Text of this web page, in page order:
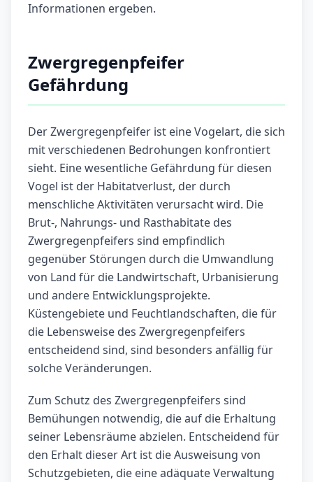
Informationen ergeben.
Zwergregenpfeifer
Gefährdung
Der Zwergregenpfeifer ist eine Vogelart, die sich
mit verschiedenen Bedrohungen konfrontiert
sieht. Eine wesentliche Gefährdung für diesen
Vogel ist der Habitatverlust, der durch
menschliche Aktivitäten verursacht wird. Die
Brut-, Nahrungs- und Rasthabitate des
Zwergregenpfeifers sind empfindlich
gegenüber Störungen durch die Umwandlung
von Land für die Landwirtschaft, Urbanisierung
und andere Entwicklungsprojekte.
Küstengebiete und Feuchtlandschaften, die für
die Lebensweise des Zwergregenpfeifers
entscheidend sind, sind besonders anfällig für
solche Veränderungen.
Zum Schutz des Zwergregenpfeifers sind
Bemühungen notwendig, die auf die Erhaltung
seiner Lebensräume abzielen. Entscheidend für
den Erhalt dieser Art ist die Ausweisung von
Schutzgebieten, die eine adäquate Verwaltung